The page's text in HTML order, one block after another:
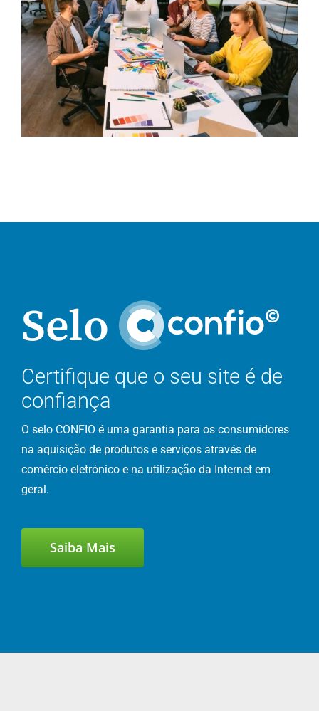
Selo
Certifique que o seu site é de
confiança
O selo CONFIO é uma garantia para os consumidores
na aquisição de produtos e serviços através de
comércio eletrónico e na utilização da Internet em
geral.
Saiba Mais